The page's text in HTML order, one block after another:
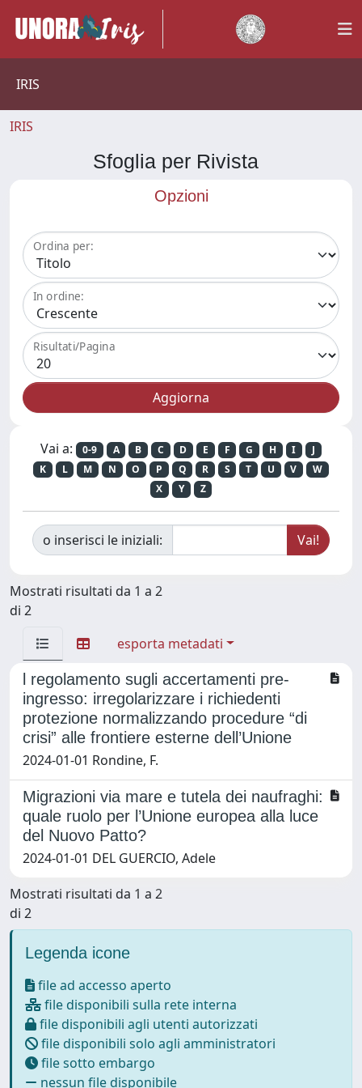
IRIS
IRIS
Sfoglia per Rivista
Opzioni
Ordina per:
In ordine:
Risultati/Pagina
Vai a: 0-9 A B C D E F G H I
J
K
L M N O P Q R S T U V
W
X
Y Z
o inserisci le iniziali:
Mostrati risultati da 1 a 2
di 2
esporta metadati
l regolamento sugli accertamenti pre-
ingresso: irregolarizzare i richiedenti
protezione normalizzando procedure “di
crisi” alle frontiere esterne dell’Unione
2024-01-01 Rondine, F.
Migrazioni via mare e tutela dei naufraghi:
quale ruolo per l’Unione europea alla luce
del Nuovo Patto?
2024-01-01 DEL GUERCIO, Adele
Mostrati risultati da 1 a 2
di 2
Legenda icone
file ad accesso aperto
file disponibili sulla rete interna
file disponibili agli utenti autorizzati
file disponibili solo agli amministratori
file sotto embargo
nessun file disponibile